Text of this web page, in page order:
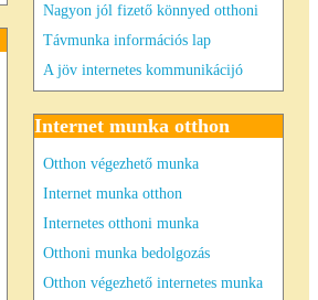
Nagyon jól fizető könnyed otthoni
Távmunka információs lap
A jöv internetes kommunikácijó
Internet munka otthon
Otthon végezhető munka
Internet munka otthon
Internetes otthoni munka
Otthoni munka bedolgozás
Otthon végezhető internetes munka